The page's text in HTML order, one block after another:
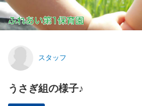
スタッフ
うさぎ組の様子♪